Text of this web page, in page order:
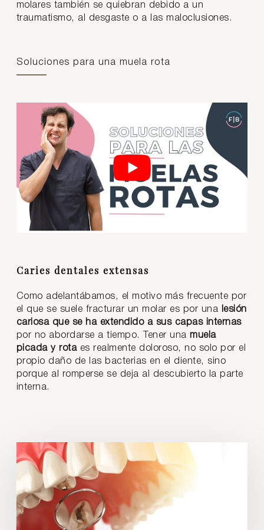
molares también se quiebran debido a un
traumatismo, al desgaste o a las maloclusiones.
Soluciones para una muela rota
Caries dentales extensas
Como adelantábamos, el motivo más frecuente por
el que se suele fracturar un molar es por una
lesión
cariosa que se ha extendido a sus capas internas
por no abordarse a tiempo. Tener una muela
picada y rota es realmente doloroso, no solo por el
propio daño de las bacterias en el diente, sino
porque al romperse se deja al descubierto la parte
interna.